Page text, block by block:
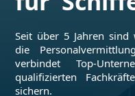
Seit über 5 Jahren
die
verbindet Top-
qualifizierten
sichern.